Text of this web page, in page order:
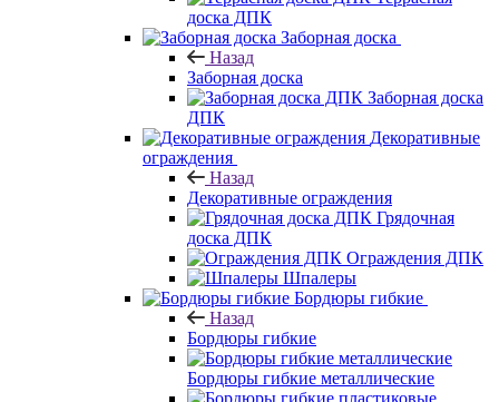
доска ДПК
Заборная доска
Назад
Заборная доска
Заборная доска
ДПК
Декоративные
ограждения
Назад
Декоративные ограждения
Грядочная
доска ДПК
Ограждения ДПК
Шпалеры
Бордюры гибкие
Назад
Бордюры гибкие
Бордюры гибкие металлические